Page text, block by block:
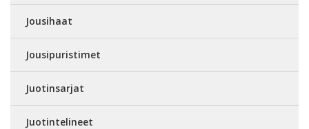
Jousihaat
Jousipuristimet
Juotinsarjat
Juotintelineet